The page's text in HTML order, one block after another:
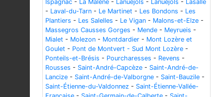
Ispagnac - La Malène - Lanuéjols - Lanuéjols - Lasalle
- Laval-du-Tarn - Le Martinet - Les Bondons - Les
Plantiers - Les Salelles - Le Vigan - Malons-et-Elze -
Massegros Causses Gorges - Mende - Meyrueis -
Mialet - Molezon - Montdardier - Mont Lozère et
Goulet - Pont de Montvert - Sud Mont Lozère -
Ponteils-et-Brésis - Pourcharesses - Revens -
Rousses - Saint-André-Capcèze - Saint-André-de-
Lancize - Saint-André-de-Valborgne - Saint-Bauzile -
Saint-Étienne-du-Valdonnez - Saint-Étienne-Vallée-